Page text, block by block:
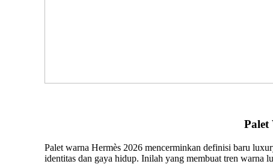
Palet
Palet warna Hermès 2026 mencerminkan definisi baru
identitas dan gaya hidup. Inilah yang membuat tren warna